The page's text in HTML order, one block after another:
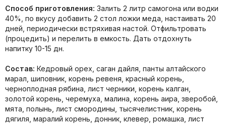
Способ приготовления: Залить 2 литр самогона или водки
40%, по вкусу добавить 2 стол ложки меда, настаивать 20
дней, периодически встряхивая настой. Отфильтровать
(процедить) и перелить в емкость. Дать отдохнуть
напитку 10-15 дн.
Состав: Кедровый орех, саган дайля, панты алтайского
марал, шиповник, корень ревеня, красный корень,
черноплодная рябина, лист черники, корень калган,
золотой корень, черемуха, малина, корень аира, зверобой,
мята, полынь, лист смородины, тысячелистник, корень
дягиля, маралий корень, донник, клевер, ромашка, лист